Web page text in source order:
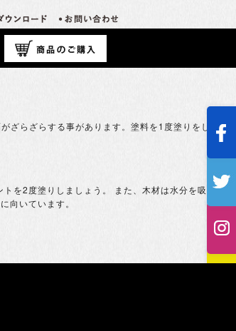
ざらざらする事があります。塗料を1度塗りをし、よ
を2度塗りしましょう。 また、木材は水分を吸うと木
向いています。